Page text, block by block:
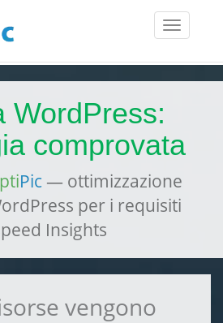
Toggle
WordPress:
comprovata
Pic — ottimizzazione
per i requisiti
Insights
vengono